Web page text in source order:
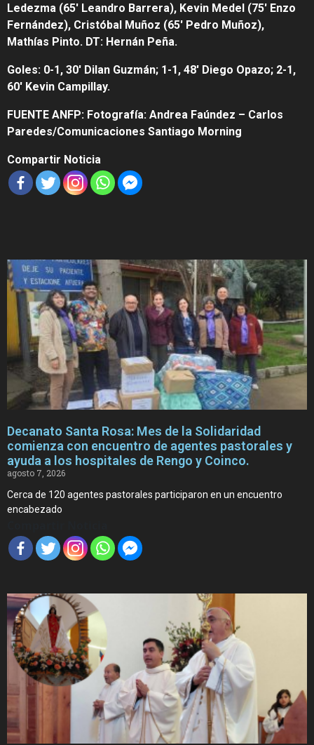
Ledezma (65′ Leandro Barrera), Kevin Medel (75′ Enzo
Fernández), Cristóbal Muñoz (65′ Pedro Muñoz),
Mathías Pinto. DT: Hernán Peña.
Goles: 0-1, 30′ Dilan Guzmán; 1-1, 48′ Diego Opazo; 2-1,
60′ Kevin Campillay.
FUENTE ANFP: Fotografía: Andrea Faúndez – Carlos
Paredes/Comunicaciones Santiago Morning
Compartir Noticia
Decanato Santa Rosa: Mes de la Solidaridad
comienza con encuentro de agentes pastorales y
ayuda a los hospitales de Rengo y Coinco.
agosto 7, 2026
Cerca de 120 agentes pastorales participaron en un encuentro
encabezado